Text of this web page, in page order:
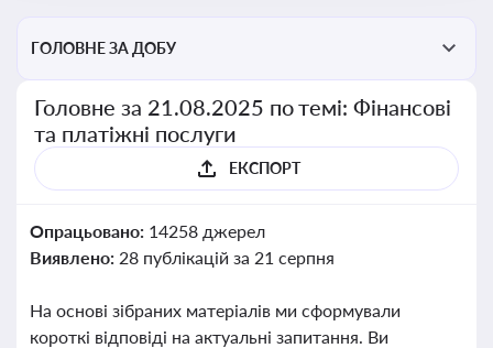
ГОЛОВНЕ ЗА ДОБУ
Головне за 21.08.2025 по темі: Фінансові
та платіжні послуги
ЕКСПОРТ
Опрацьовано: 14258 джерел
Виявлено: 28 публікацій за 21 серпня
На основі зібраних матеріалів ми сформували
короткі відповіді на актуальні запитання. Ви